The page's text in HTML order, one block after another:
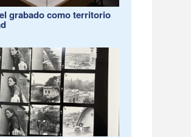
grabado como territorio